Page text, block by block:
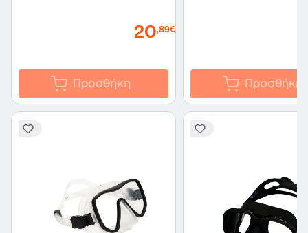
20,89€
Προσθήκη Προσθήκη